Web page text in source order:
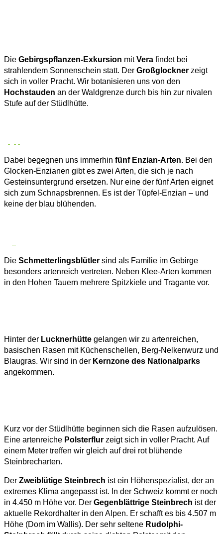
Die Gebirgspflanzen-Exkursion mitVera findet bei
strahlendem Sonnenschein statt. Der Großglockner zeigt
sich in voller Pracht. Wir botanisieren uns von den
Hochstauden an der Waldgrenze durch bis hin zur nivalen
Stufe auf der Stüdlhütte.
Dabei begegnen uns immerhin fünf Enzian-Arten. Bei den
Glocken-Enzianen gibt es zwei Arten, die sich je nach
Gesteinsuntergrund ersetzen. Nur eine der fünf Arten eignet
sich zum Schnapsbrennen. Es ist der Tüpfel-Enzian – und
keine der blau blühenden.
Die Schmetterlingsblütler sind als Familie im Gebirge
besonders artenreich vertreten. Neben Klee-Arten kommen
in den Hohen Tauern mehrere Spitzkiele und Tragante vor.
Hinter der Lucknerhütte gelangen wir zu artenreichen,
basischen Rasen mit Küchenschellen, Berg-Nelkenwurz und
Blaugras. Wir sind in der Kernzone des Nationalparks
angekommen.
Kurz vor der Stüdlhütte beginnen sich die Rasen aufzulösen.
Eine artenreiche Polsterflur zeigt sich in voller Pracht. Auf
einem Meter treffen wir gleich auf drei rot blühende
Steinbrecharten.
Der Zweiblütige Steinbrech ist ein Höhenspezialist, der an
extremes Klima angepasst ist. In der Schweiz kommt er noch
in 4.450 m Höhe vor. Der Gegenblättrige Steinbrech ist der
aktuelle Rekordhalter in den Alpen. Er schafft es bis 4.507 m
Höhe (Dom im Wallis). Der sehr seltene Rudolphi-